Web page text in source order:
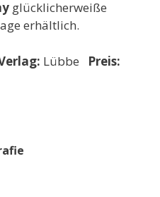
glücklicherweiße
erhältlich.
Lübbe Preis: